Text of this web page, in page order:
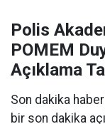
Polis
POMEM
Açıklama
Son dakika
bir son dakika